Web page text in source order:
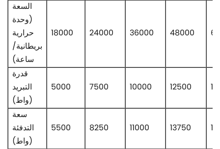
السعة
(وحدة
حرارية
بريطانية/
ساعة)
18000 24000 36000 48000
قدرة
التبريد
(واط)
5000 7500 10000 12500
سعة
التدفئة
(واط)
5500 8250 11000 13750